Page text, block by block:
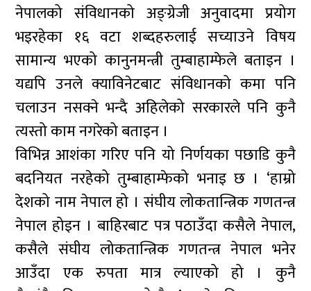
नेपालको संविधानको अङ्ग्रेजी अनुवादमा प्रयोग
भइरहेका १६ वटा शब्दहरुलाई सच्याउने विषय
सामान्य भएको कानुनमन्त्री तुम्बाहाम्फेले बताइन ।
यद्यपि उनले क्याविनेटबाट संविधानको कमा पनि
चलाउन नसक्ने भन्दै अहिलेको सरकारले पनि कुनै
त्यस्तो काम नगरेको बताइन ।
विभिन्न आशंका गरिए पनि यो निर्णयका पछाडि कुनै
बदनियत नरहेको तुम्बाहाम्फेको भनाइ छ । ‘हाम्रो
देशको नाम नेपाल हो । संघीय लोकतान्त्रिक गणतन्त्र
नेपाल होइन । बाहिरबाट पत्र पठाउँदा कसैले नेपाल,
कसैले संघीय लोकतान्त्रिक गणतन्त्र नेपाल भनेर
आउँदा एक रुपता मात्र ल्याएको हो । कुनै